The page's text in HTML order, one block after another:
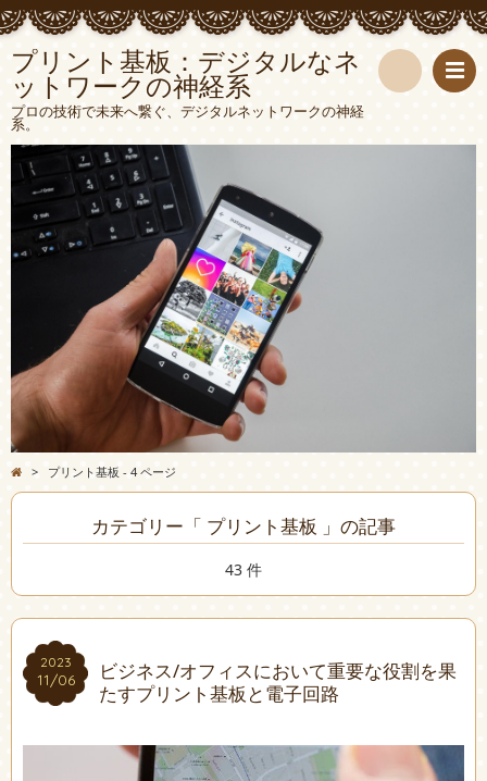
プリント基板：デジタルなネ
ットワークの神経系
プロの技術で未来へ繋ぐ、デジタルネットワークの神経
系。
> プリント基板 - 4 ページ
カテゴリー「 プリント基板 」の記事
43 件
2023
11/06
2023
11/06
ビジネス/オフィスにおいて重要な役割を果
たすプリント基板と電子回路